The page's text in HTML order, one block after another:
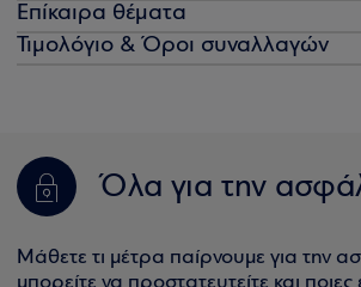
Επίκαιρα θέματα
Τιμολόγιο & Όροι συναλλαγών
Όλα για την
Μάθετε τι μέτρα παίρνουμε για την